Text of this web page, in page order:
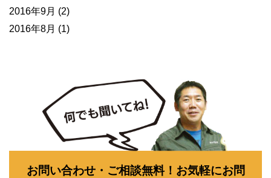
2016年9月 (2)
2016年8月 (1)
お問い合わせ・ご相談無料！お気軽にお問